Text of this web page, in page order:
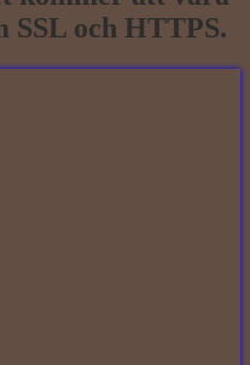
SSL och HTTPS.